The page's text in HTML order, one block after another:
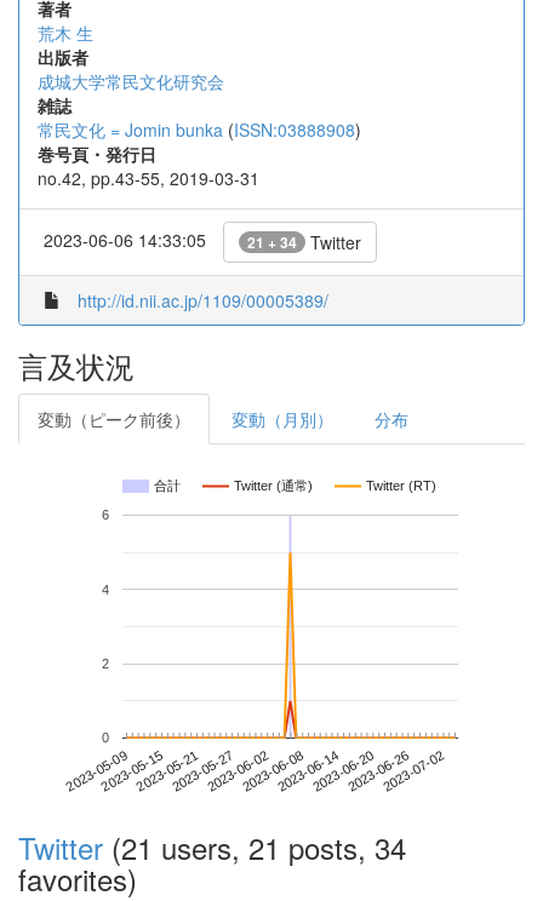
著者
荒木 生
出版者
成城大学常民文化研究会
雑誌
常民文化 = Jomin bunka (ISSN:03888908)
巻号頁・発行日
no.42, pp.43-55, 2019-03-31
2023-06-06 14:33:05 21 + 34 Twitter
http://id.nii.ac.jp/1109/00005389/
言及状況
変動（ピーク前後） 変動（月別） 分布
合計 Twitter (通常) Twitter (RT)
2023-05-092023-05-152023-05-212023-05-272023-06-022023-06-082023-06-142023-06-202023-06-262023-07-02
0
2
4
6
Twitter (21 users, 21 posts, 34
favorites)